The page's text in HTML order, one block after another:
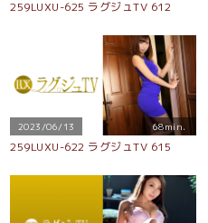
259LUXU-625 ラグジュTV 612
2023/06/13 68min.
259LUXU-622 ラグジュTV 615